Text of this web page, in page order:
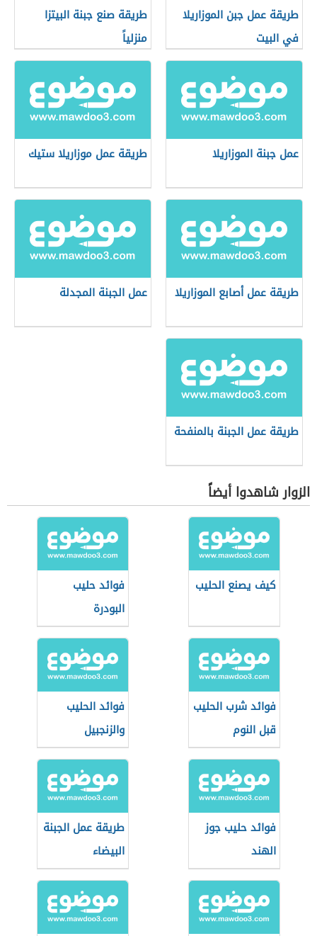
طريقة عمل جبن الموزاريلا
في البيت
طريقة صنع جبنة البيتزا
منزلياً
عمل جبنة الموزاريلا طريقة عمل موزاريلا ستيك
طريقة عمل أصابع الموزاريلا عمل الجبنة المجدلة
طريقة عمل الجبنة بالمنفحة
الزوار شاهدوا أيضاً
كيف يصنع الحليب
فوائد حليب
البودرة
فوائد شرب الحليب
قبل النوم
فوائد الحليب
والزنجبيل
فوائد حليب جوز
الهند
طريقة عمل الجبنة
البيضاء